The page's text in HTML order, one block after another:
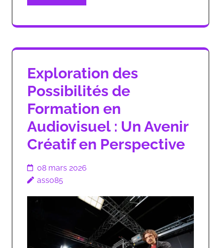
Exploration des
Possibilités de
Formation en
Audiovisuel : Un Avenir
Créatif en Perspective
08 mars 2026
asso85